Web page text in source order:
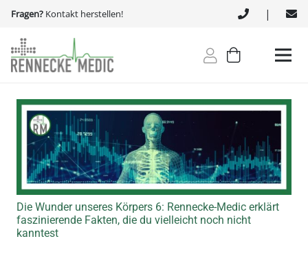
Fragen? Kontakt herstellen! |
Die Wunder unseres Körpers 6: Rennecke-Medic erklärt
faszinierende Fakten, die du vielleicht noch nicht
kanntest